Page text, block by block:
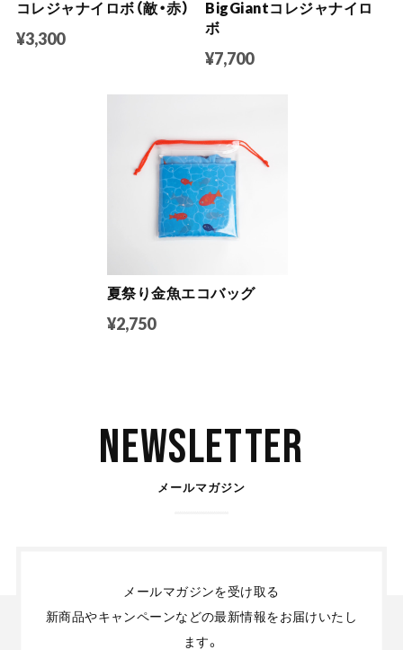
コレジャナイロボ（敵・赤）
¥3,300
BigGiantコレジャナイロ
ボ
¥7,700
夏祭り金魚エコバッグ
¥2,750
Newsletter
メールマガジン
メールマガジンを受け取る
新商品やキャンペーンなどの最新情報をお届けいたし
ます。